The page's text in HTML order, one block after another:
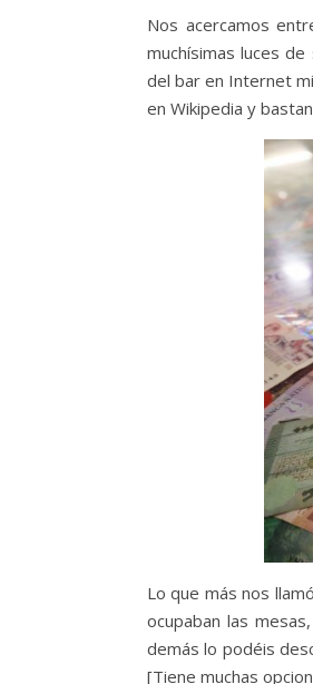
Nos acercamos
muchísimas luces
del bar en Internet
en Wikipedia y
Lo que más nos
ocupaban las
demás lo podéis
[Tiene muchas